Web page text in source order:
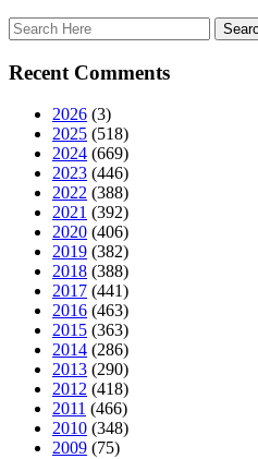
Recent Comments
2026 (3)
2025 (518)
2024 (669)
2023 (446)
2022 (388)
2021 (392)
2020 (406)
2019 (382)
2018 (388)
2017 (441)
2016 (463)
2015 (363)
2014 (286)
2013 (290)
2012 (418)
2011 (466)
2010 (348)
2009 (75)